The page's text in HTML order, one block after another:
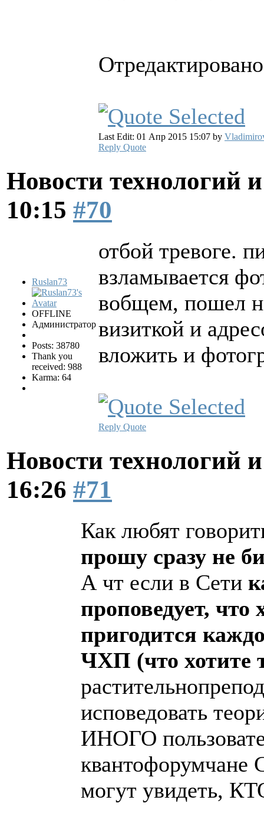
Last Edit: 01 Апр 2015 15:07 by
Reply Quote
Новости технологий
10:15 #70
Ruslan73
OFFLINE
Администратор
Posts: 38780
Thank you
received: 988
Karma: 64
отбой тревоге.
взламывается
вобщем, пошел
визиткой и
вложить и
Reply Quote
Новости технологий
16:26 #71
Как любят
прошу сразу не
А чт если в Сети
проповедует, что
пригодится
ЧХП (что хотите
исповедовать
ИНОГО
могут увидеть,